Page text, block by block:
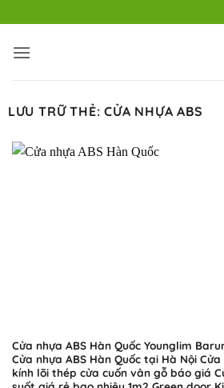
qua
nội
LƯU TRỮ THẺ:CỬA NHỰA ABS
Cửa nhựa ABS Hàn Quốc Younglim
Cửa nhựa ABS Hàn Quốc tại Hà Nội
kính lõi thép cửa cuốn vân gỗ báo giá